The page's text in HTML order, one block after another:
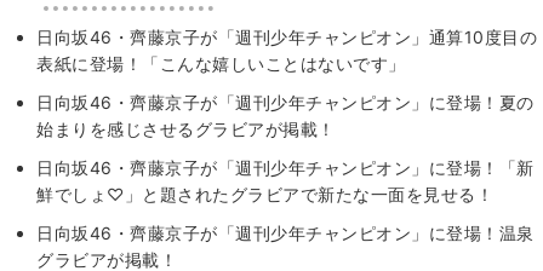
日向坂46・齊藤京子が「週刊少年チャンピオン」通算10度目の
表紙に登場！「こんな嬉しいことはないです」
日向坂46・齊藤京子が「週刊少年チャンピオン」に登場！夏の
始まりを感じさせるグラビアが掲載！
日向坂46・齊藤京子が「週刊少年チャンピオン」に登場！「新
鮮でしょ♡」と題されたグラビアで新たな一面を見せる！
日向坂46・齊藤京子が「週刊少年チャンピオン」に登場！温泉
グラビアが掲載！